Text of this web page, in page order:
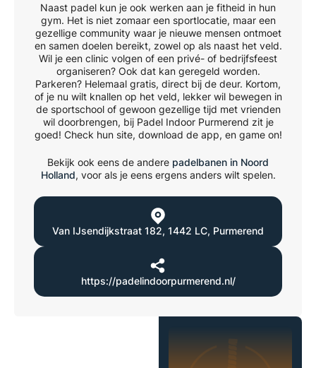
Naast padel kun je ook werken aan je fitheid in hun
gym. Het is niet zomaar een sportlocatie, maar een
gezellige community waar je nieuwe mensen ontmoet
en samen doelen bereikt, zowel op als naast het veld.
Wil je een clinic volgen of een privé- of bedrijfsfeest
organiseren? Ook dat kan geregeld worden.
Parkeren? Helemaal gratis, direct bij de deur. Kortom,
of je nu wilt knallen op het veld, lekker wil bewegen in
de sportschool of gewoon gezellige tijd met vrienden
wil doorbrengen, bij Padel Indoor Purmerend zit je
goed! Check hun site, download de app, en game on!
Bekijk ook eens de andere padelbanen in Noord
Holland, voor als je eens ergens anders wilt spelen.
Van IJsendijkstraat 182, 1442 LC, Purmerend
https://padelindoorpurmerend.nl/